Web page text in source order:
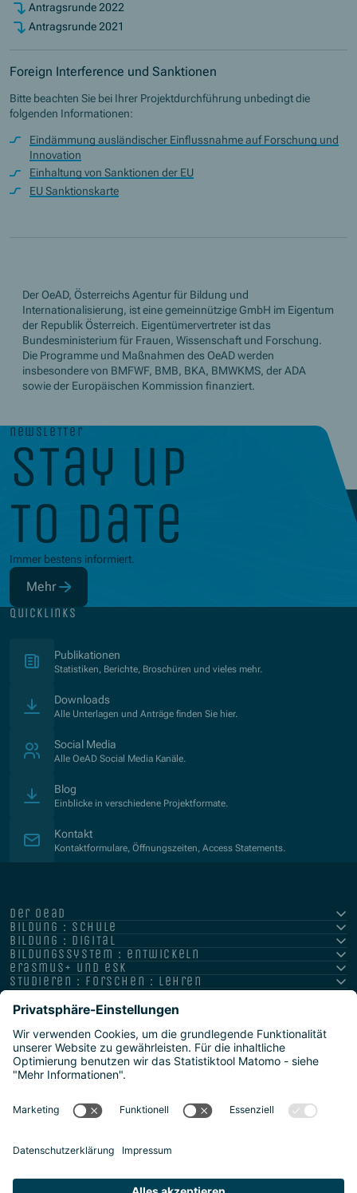
Antragsrunde 2022
Antragsrunde 2021
Foreign Interference und Sanktionen
Bitte beachten Sie bei Ihrer Projektdurchführung unbedingt die
folgenden Informationen:
Eindämmung ausländischer Einflussnahme auf Forschung und
Innovation
Einhaltung von Sanktionen der EU
EU Sanktionskarte
Der OeAD, Österreichs Agentur für Bildung und
Internationalisierung, ist eine gemeinnützige GmbH im Eigentum
der Republik Österreich. Eigentümervertreter ist das
Bundesministerium für Frauen, Wissenschaft und Forschung.
Die Programme und Maßnahmen des OeAD werden
insbesondere von BMFWF, BMB, BKA, BMWKMS, der ADA
sowie der Europäischen Kommission finanziert.
newsletter
stay up
to date
Immer bestens informiert.
Mehr
(Öffnet in neuem Fenster)
quicklinks
Publikationen
Statistiken, Berichte, Broschüren und vieles mehr.
Downloads
Alle Unterlagen und Anträge finden Sie hier.
Social Media
Alle OeAD Social Media Kanäle.
Blog
Einblicke in verschiedene Projektformate.
Kontakt
Kontaktformulare, Öffnungszeiten, Access Statements.
der oead
bildung : schule
bildung : digital
bildungssystem : entwickeln
erasmus+ und esk
studieren : forschen : lehren
hochschule : strategie : international
Datenschutz